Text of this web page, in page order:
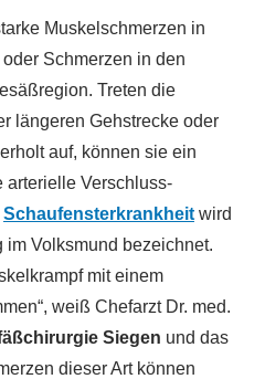
Muskelschmerzen in
Schmerzen in den
Treten die
längeren Gehstrecke oder
auf, können sie ein
arterielle Verschluss-
Schaufensterkrankheit wird
Volksmund bezeichnet.
mit einem
weiß Chefarzt Dr. med.
Siegen und das
dieser Art können